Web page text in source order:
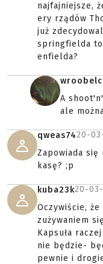
najfajniejsze,
ery rządów
już
springfielda
enfielda?
A
ale
qweas7420-
Zapowiada
kasę? ;p
kuba23k20-
Oczywiście,
zużywaniem
Kapsuła
nie będzie-
pewnie i